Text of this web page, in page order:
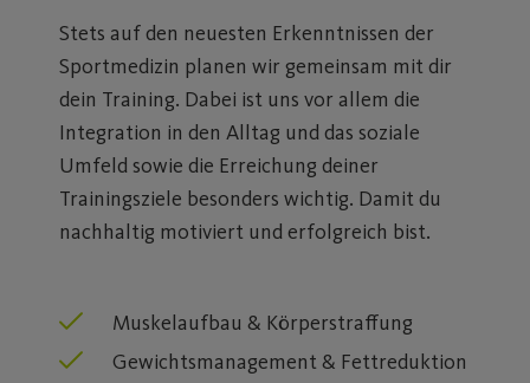
Stets auf den neuesten Erkenntnissen der
Sportmedizin planen wir gemeinsam mit dir
dein Training. Dabei ist uns vor allem die
Integration in den Alltag und das soziale
Umfeld sowie die Erreichung deiner
Trainingsziele besonders wichtig. Damit du
nachhaltig motiviert und erfolgreich bist.
Muskelaufbau & Körperstraffung
Gewichtsmanagement & Fettreduktion